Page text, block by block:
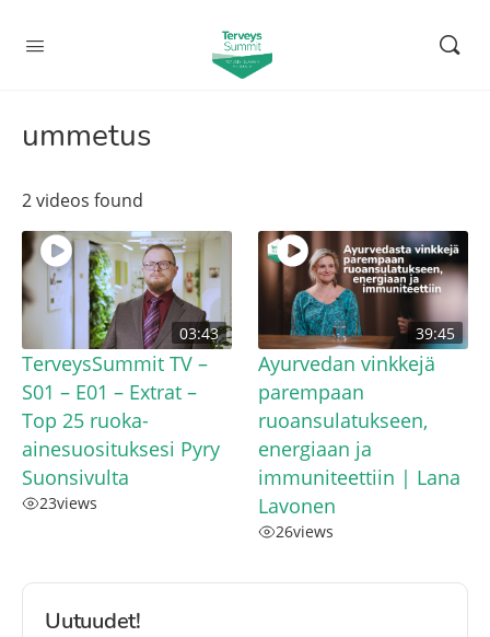
ummetus
2 videos found
03:43
TerveysSummit TV –
S01 – E01 – Extrat –
Top 25 ruoka-
ainesuosituksesi Pyry
Suonsivulta
23views
39:45
Ayurvedan vinkkejä
parempaan
ruoansulatukseen,
energiaan ja
immuniteettiin | Lana
Lavonen
26views
Uutuudet!